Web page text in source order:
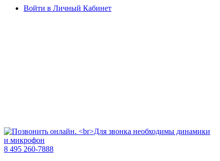
Войти в Личный Кабинет
8 495 260-7888